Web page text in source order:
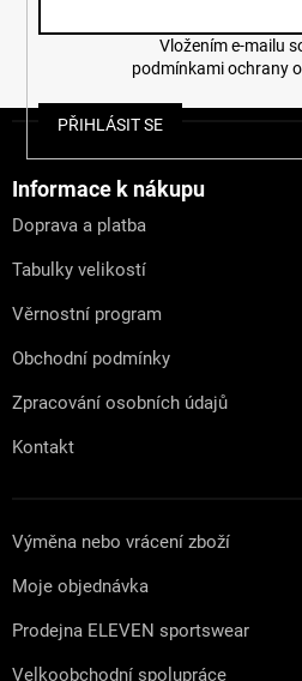
podmínkami ochrany
PŘIHLÁSIT SE
Informace k nákupu
Doprava a platba
Tabulky velikostí
Věrnostní program
Obchodní podmínky
Zpracování osobních údajů
Kontakt
Výměna nebo vrácení zboží
Moje objednávka
Prodejna ELEVEN sportswear
Velkoobchodní spolupráce